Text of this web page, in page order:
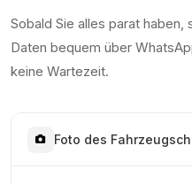
Sobald Sie alles parat
Daten bequem über
keine Wartezeit.
Foto des